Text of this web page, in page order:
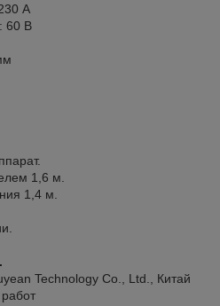
А
60 В
1,6 м.
1,4 м.
Technology Co., Ltd., Китай